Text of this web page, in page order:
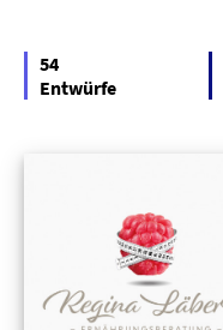
54
Entwürfe